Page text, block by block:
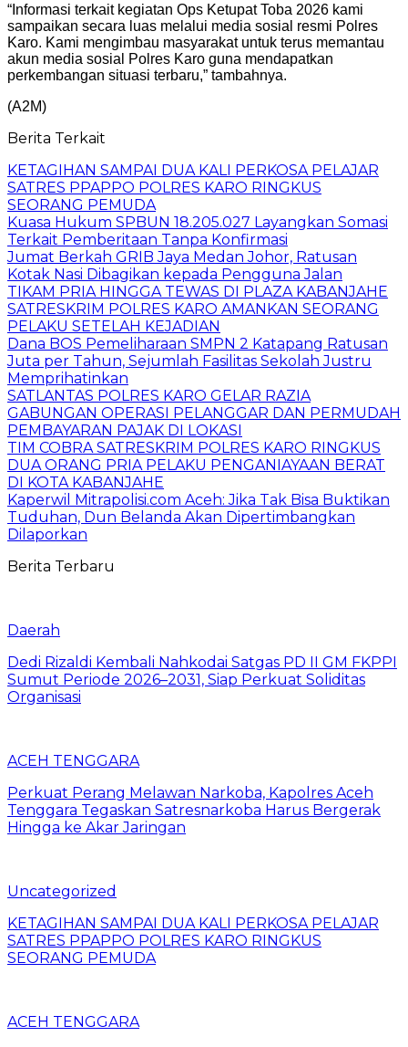
“Informasi terkait kegiatan Ops Ketupat Toba 2026 kami
sampaikan secara luas melalui media sosial resmi Polres
Karo. Kami mengimbau masyarakat untuk terus memantau
akun media sosial Polres Karo guna mendapatkan
perkembangan situasi terbaru,” tambahnya.
(A2M)
Berita Terkait
KETAGIHAN SAMPAI DUA KALI PERKOSA PELAJAR
SATRES PPAPPO POLRES KARO RINGKUS
SEORANG PEMUDA
Kuasa Hukum SPBUN 18.205.027 Layangkan Somasi
Terkait Pemberitaan Tanpa Konfirmasi
Jumat Berkah GRIB Jaya Medan Johor, Ratusan
Kotak Nasi Dibagikan kepada Pengguna Jalan
TIKAM PRIA HINGGA TEWAS DI PLAZA KABANJAHE
SATRESKRIM POLRES KARO AMANKAN SEORANG
PELAKU SETELAH KEJADIAN
Dana BOS Pemeliharaan SMPN 2 Katapang Ratusan
Juta per Tahun, Sejumlah Fasilitas Sekolah Justru
Memprihatinkan
SATLANTAS POLRES KARO GELAR RAZIA
GABUNGAN OPERASI PELANGGAR DAN PERMUDAH
PEMBAYARAN PAJAK DI LOKASI
TIM COBRA SATRESKRIM POLRES KARO RINGKUS
DUA ORANG PRIA PELAKU PENGANIAYAAN BERAT
DI KOTA KABANJAHE
Kaperwil Mitrapolisi.com Aceh: Jika Tak Bisa Buktikan
Tuduhan, Dun Belanda Akan Dipertimbangkan
Dilaporkan
Berita Terbaru
Daerah
Dedi Rizaldi Kembali Nahkodai Satgas PD II GM FKPPI
Sumut Periode 2026–2031, Siap Perkuat Soliditas
Organisasi
ACEH TENGGARA
Perkuat Perang Melawan Narkoba, Kapolres Aceh
Tenggara Tegaskan Satresnarkoba Harus Bergerak
Hingga ke Akar Jaringan
Uncategorized
KETAGIHAN SAMPAI DUA KALI PERKOSA PELAJAR
SATRES PPAPPO POLRES KARO RINGKUS
SEORANG PEMUDA
ACEH TENGGARA